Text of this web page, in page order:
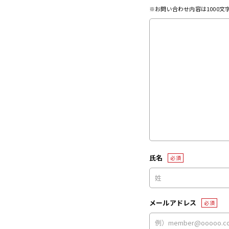
※お問い合わせ内容は1000文
氏名 必須
メールアドレス 必須